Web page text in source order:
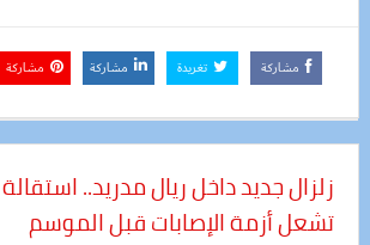
مشاركة تغريدة مشاركة مشاركة
زلزال جديد داخل ريال مدريد..
تشعل أزمة الإصابات قبل الموسم